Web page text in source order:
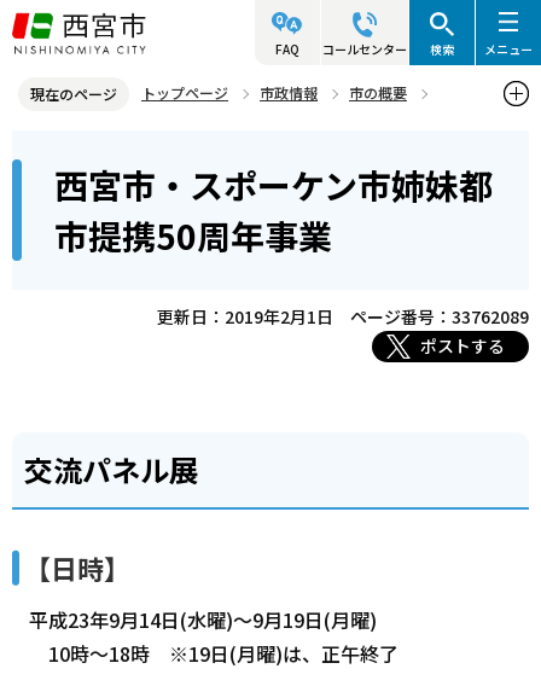
こ
の
ジ
頭
FAQ コールセンター 検索 メニュー
現在のページ トップページ 市政情報
市の概要
姉妹都市 スポーケン市（アメリカ・ワシントン州）
西宮市・スポーケン市姉妹都
市提携50周年事業
更新日：2019年2月1日
ページ番号：33762089
ポストする
交流パネル展
【日時】
平成23年9月14日(水曜)～9月19日(月曜)
10時～18時 ※19日(月曜)は、正午終了